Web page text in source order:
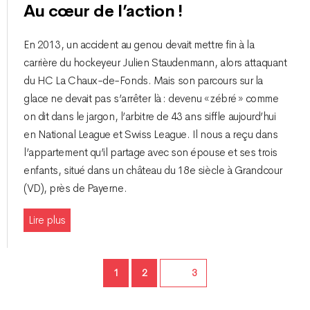
Au cœur de l’action !
En 2013, un accident au genou devait mettre fin à la
carrière du hockeyeur Julien Staudenmann, alors attaquant
du HC La Chaux-de-Fonds. Mais son parcours sur la
glace ne devait pas s’arrêter là : devenu « zébré » comme
on dit dans le jargon, l’arbitre de 43 ans siffle aujourd’hui
en National League et Swiss League. Il nous a reçu dans
l’appartement qu’il partage avec son épouse et ses trois
enfants, situé dans un château du 18e siècle à Grandcour
(VD), près de Payerne.
Lire plus
Page
1 Page
2 3